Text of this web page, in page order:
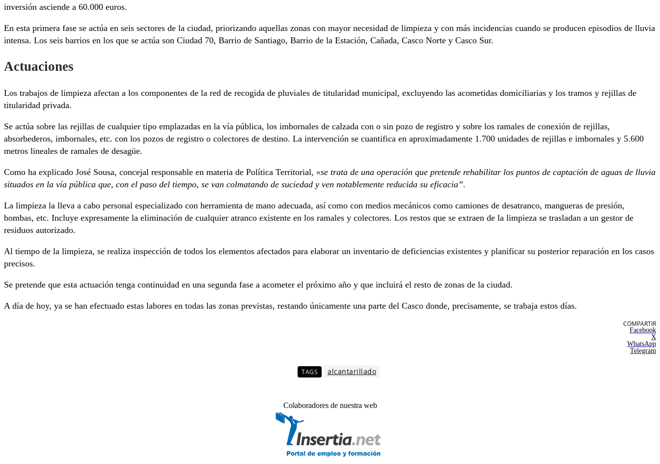
inversión asciende a 60.000 euros.
En esta primera fase se actúa en seis sectores de la ciudad, priorizando aquellas zonas con mayor necesidad de limpieza y con más incidencias cuando se producen episodios de lluvia
intensa. Los seis barrios en los que se actúa son Ciudad 70, Barrio de Santiago, Barrio de la Estación, Cañada, Casco Norte y Casco Sur.
Actuaciones
Los trabajos de limpieza afectan a los componentes de la red de recogida de pluviales de titularidad municipal, excluyendo las acometidas domiciliarias y los tramos y rejillas de
titularidad privada.
Se actúa sobre las rejillas de cualquier tipo emplazadas en la vía pública, los imbornales de calzada con o sin pozo de registro y sobre los ramales de conexión de rejillas,
absorbederos, imbornales, etc. con los pozos de registro o colectores de destino. La intervención se cuantifica en aproximadamente 1.700 unidades de rejillas e imbornales y 5.600
metros lineales de ramales de desagüe.
Como ha explicado José Sousa, concejal responsable en materia de Política Territorial, «se trata de una operación que pretende rehabilitar los puntos de captación de aguas de lluvia
situados en la vía pública que, con el paso del tiempo, se van colmatando de suciedad y ven notablemente reducida su eficacia”.
La limpieza la lleva a cabo personal especializado con herramienta de mano adecuada, así como con medios mecánicos como camiones de desatranco, mangueras de presión,
bombas, etc. Incluye expresamente la eliminación de cualquier atranco existente en los ramales y colectores. Los restos que se extraen de la limpieza se trasladan a un gestor de
residuos autorizado.
Al tiempo de la limpieza, se realiza inspección de todos los elementos afectados para elaborar un inventario de deficiencias existentes y planificar su posterior reparación en los casos
precisos.
Se pretende que esta actuación tenga continuidad en una segunda fase a acometer el próximo año y que incluirá el resto de zonas de la ciudad.
A día de hoy, ya se han efectuado estas labores en todas las zonas previstas, restando únicamente una parte del Casco donde, precisamente, se trabaja estos días.
COMPARTIR
Facebook
X
WhatsApp
Telegram
TAGS alcantarillado
Colaboradores de nuestra web